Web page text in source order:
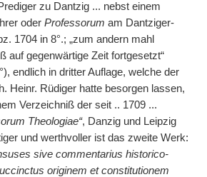
zu Dantzig ... nebst einem
oder Professorum am Dantziger-
1704 in 8°.; „zum andern mahl
auf gegenwärtige Zeit fortgesetzt“
endlich in dritter Auflage, welche der
Heinr. Rüdiger hatte besorgen lassen,
Verzeichniß der seit .. 1709 ...
Theologiae“, Danzig und Leipzig
und werthvoller ist das zweite Werk:
sive commentarius historico-
originem et constitutionem